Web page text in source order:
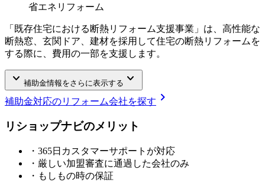
省エネリフォーム
「既存住宅における断熱リフォーム支援事業」は、高性能な
断熱窓、玄関ドア、建材を採用して住宅の断熱リフォームを
する際に、費用の一部を支援します。
keyboard_arrow_down 補助金情報をさらに表示する keyboard_arrow_down
補助金対応のリフォーム会社を探す chevron_right
リショップナビのメ リ ッ ト
・365日カスタマーサポートが対応
・厳しい加盟審査に通過した会社のみ
・もしもの時の保証